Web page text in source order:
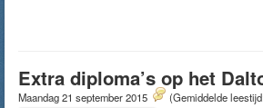
Extra diploma’s op het
Maandag 21 september 2015 (Gemiddelde